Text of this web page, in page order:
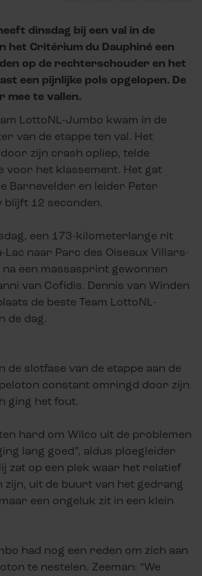
dinsdag bij een val in de
het Critérium du Dauphiné een
op de rechterschouder en het
een pijnlijke pols opgelopen. De
mee te vallen.
LottoNL-Jumbo kwam in de
van de etappe ten val. Het
zijn crash opliep, telde
voor het klassement. Het gat
Barnevelder en leider Peter
blijft 12 seconden.
een 173-kilometerlange rit
Lac naar Parc des Oiseaux Villars-
een massasprint gewonnen
van Cofidis. Dennis van Winden
de beste Team LottoNL-
de dag.
de slotfase van de etappe aan de
constant omringd door zijn
ging het fout.
hard om Wilco uit de problemen
lang goed”, aldus ploegleider
zat op een plek waar het relatief
zijn, uit de buurt van het gedrang
een ongeluk zit in een klein
had nog een reden om zich aan
te nestelen. Zeeman: “We